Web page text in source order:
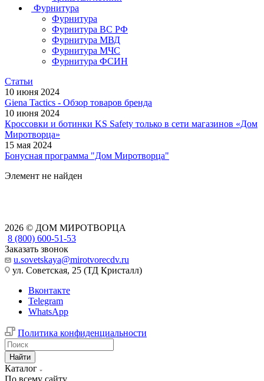
Фурнитура
Фурнитура
Фурнитура ВС РФ
Фурнитура МВД
Фурнитура МЧС
Фурнитура ФСИН
Статьи
10 июня 2024
Giena Tactics - Обзор товаров бренда
10 июня 2024
Кроссовки и ботинки KS Safety только в сети магазинов «Дом
Миротворца»
15 мая 2024
Бонусная программа "Дом Миротворца"
Элемент не найден
2026 © ДОМ МИРОТВОРЦА
8 (800) 600-51-53
Заказать звонок
u.sovetskaya@mirotvorecdv.ru
ул. Советская, 25 (ТД Кристалл)
Вконтакте
Telegram
WhatsApp
Политика конфиденциальности
Найти
Каталог